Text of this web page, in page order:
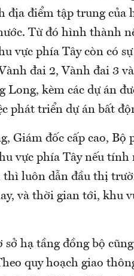
địa điểm tập trung
Từ đó hình thành
vực phía Tây còn có
đai 2, Vành đai 3
Long, kèm các dự án
phát triển dự án bất
Giám đốc cấp cao, Bộ
vực phía Tây nếu
thì luôn dẫn đầu thị
và thời gian tới, khu
sở hạ tầng đồng bộ
quy hoạch giao